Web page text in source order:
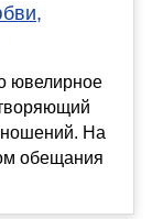
ювелирное
На
обещания